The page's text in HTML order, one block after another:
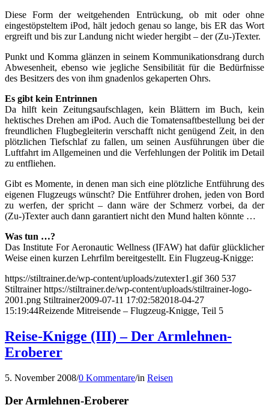
Diese Form der weitgehenden Entrückung, ob mit oder ohne
eingestöpsteltem iPod, hält jedoch genau so lange, bis ER das Wort
ergreift und bis zur Landung nicht wieder hergibt – der (Zu-)Texter.
Punkt und Komma glänzen in seinem Kommunikationsdrang durch
Abwesenheit, ebenso wie jegliche Sensibilität für die Bedürfnisse
des Besitzers des von ihm gnadenlos gekaperten Ohrs.
Es gibt kein Entrinnen
Da hilft kein Zeitungsaufschlagen, kein Blättern im Buch, kein
hektisches Drehen am iPod. Auch die Tomatensaftbestellung bei der
freundlichen Flugbegleiterin verschafft nicht genügend Zeit, in den
plötzlichen Tiefschlaf zu fallen, um seinen Ausführungen über die
Luftfahrt im Allgemeinen und die Verfehlungen der Politik im Detail
zu entfliehen.
Gibt es Momente, in denen man sich eine plötzliche Entführung des
eigenen Flugzeugs wünscht? Die Entführer drohen, jeden von Bord
zu werfen, der spricht – dann wäre der Schmerz vorbei, da der
(Zu-)Texter auch dann garantiert nicht den Mund halten könnte …
Was tun …?
Das Institute For Aeronautic Wellness (IFAW) hat dafür glücklicher
Weise einen kurzen Lehrfilm bereitgestellt. Ein Flugzeug-Knigge:
https://stiltrainer.de/wp-content/uploads/zutexter1.gif 360 537
Stiltrainer https://stiltrainer.de/wp-content/uploads/stiltrainer-logo-
2001.png Stiltrainer2009-07-11 17:02:582018-04-27
15:19:44Reizende Mitreisende – Flugzeug-Knigge, Teil 5
Reise-Knigge (III) – Der Armlehnen-
Eroberer
5. November 2008/0 Kommentare/in Reisen
Der Armlehnen-Eroberer